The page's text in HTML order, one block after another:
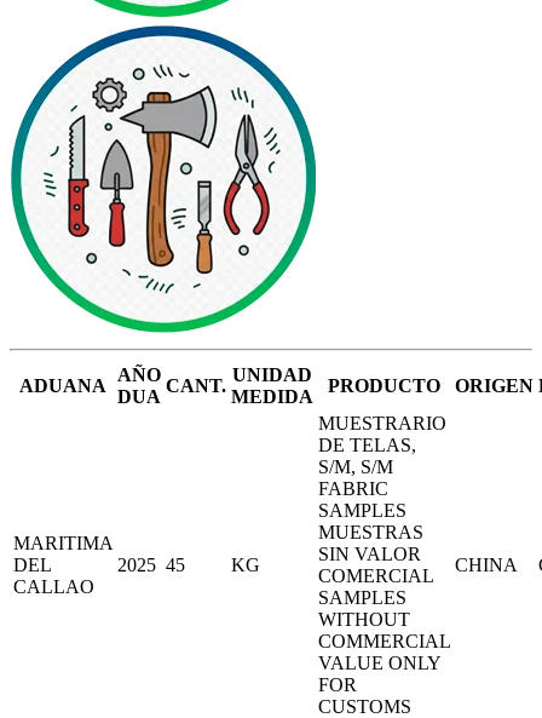
ADUANA
AÑO
DUA
CANT.
UNIDAD
MEDIDA
PRODUCTO ORIGEN
MARITIMA
DEL
CALLAO
2025 45 KG
MUESTRARIO
DE TELAS,
S/M, S/M
FABRIC
SAMPLES
MUESTRAS
SIN VALOR
COMERCIAL
SAMPLES
WITHOUT
COMMERCIAL
VALUE ONLY
FOR
CUSTOMS
CHINA